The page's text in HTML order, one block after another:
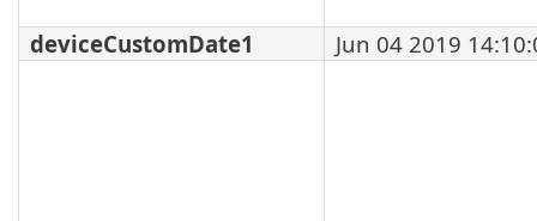
deviceCustomDate1 Jun 04 2019